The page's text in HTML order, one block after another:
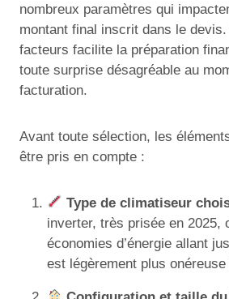
nombreux paramètres qui
montant final inscrit dans le
facteurs facilite la préparation
toute surprise désagréable au
facturation.
Avant toute sélection, les
être pris en compte :
Type de climatiseur
inverter, très prisée en 2025,
économies d’énergie allant
est légèrement plus onéreuse